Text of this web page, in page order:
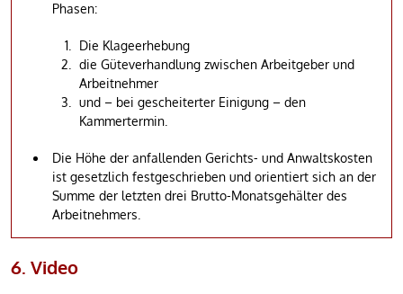
Phasen:
Die Klageerhebung
die Güteverhandlung zwischen Arbeitgeber und
Arbeitnehmer
und – bei gescheiterter Einigung – den
Kammertermin.
Die Höhe der anfallenden Gerichts- und Anwaltskosten
ist gesetzlich festgeschrieben und orientiert sich an der
Summe der letzten drei Brutto-Monatsgehälter des
Arbeitnehmers.
6. Video